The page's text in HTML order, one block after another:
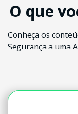
O que
Conheça os
Segurança a uma